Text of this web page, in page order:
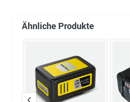
Ähnliche Produkte